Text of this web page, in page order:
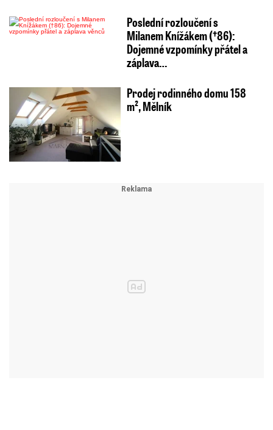
Poslední rozloučení s
Milanem Knížákem (†86):
Dojemné vzpomínky přátel a
záplava…
Prodej rodinného domu 158
m², Mělník